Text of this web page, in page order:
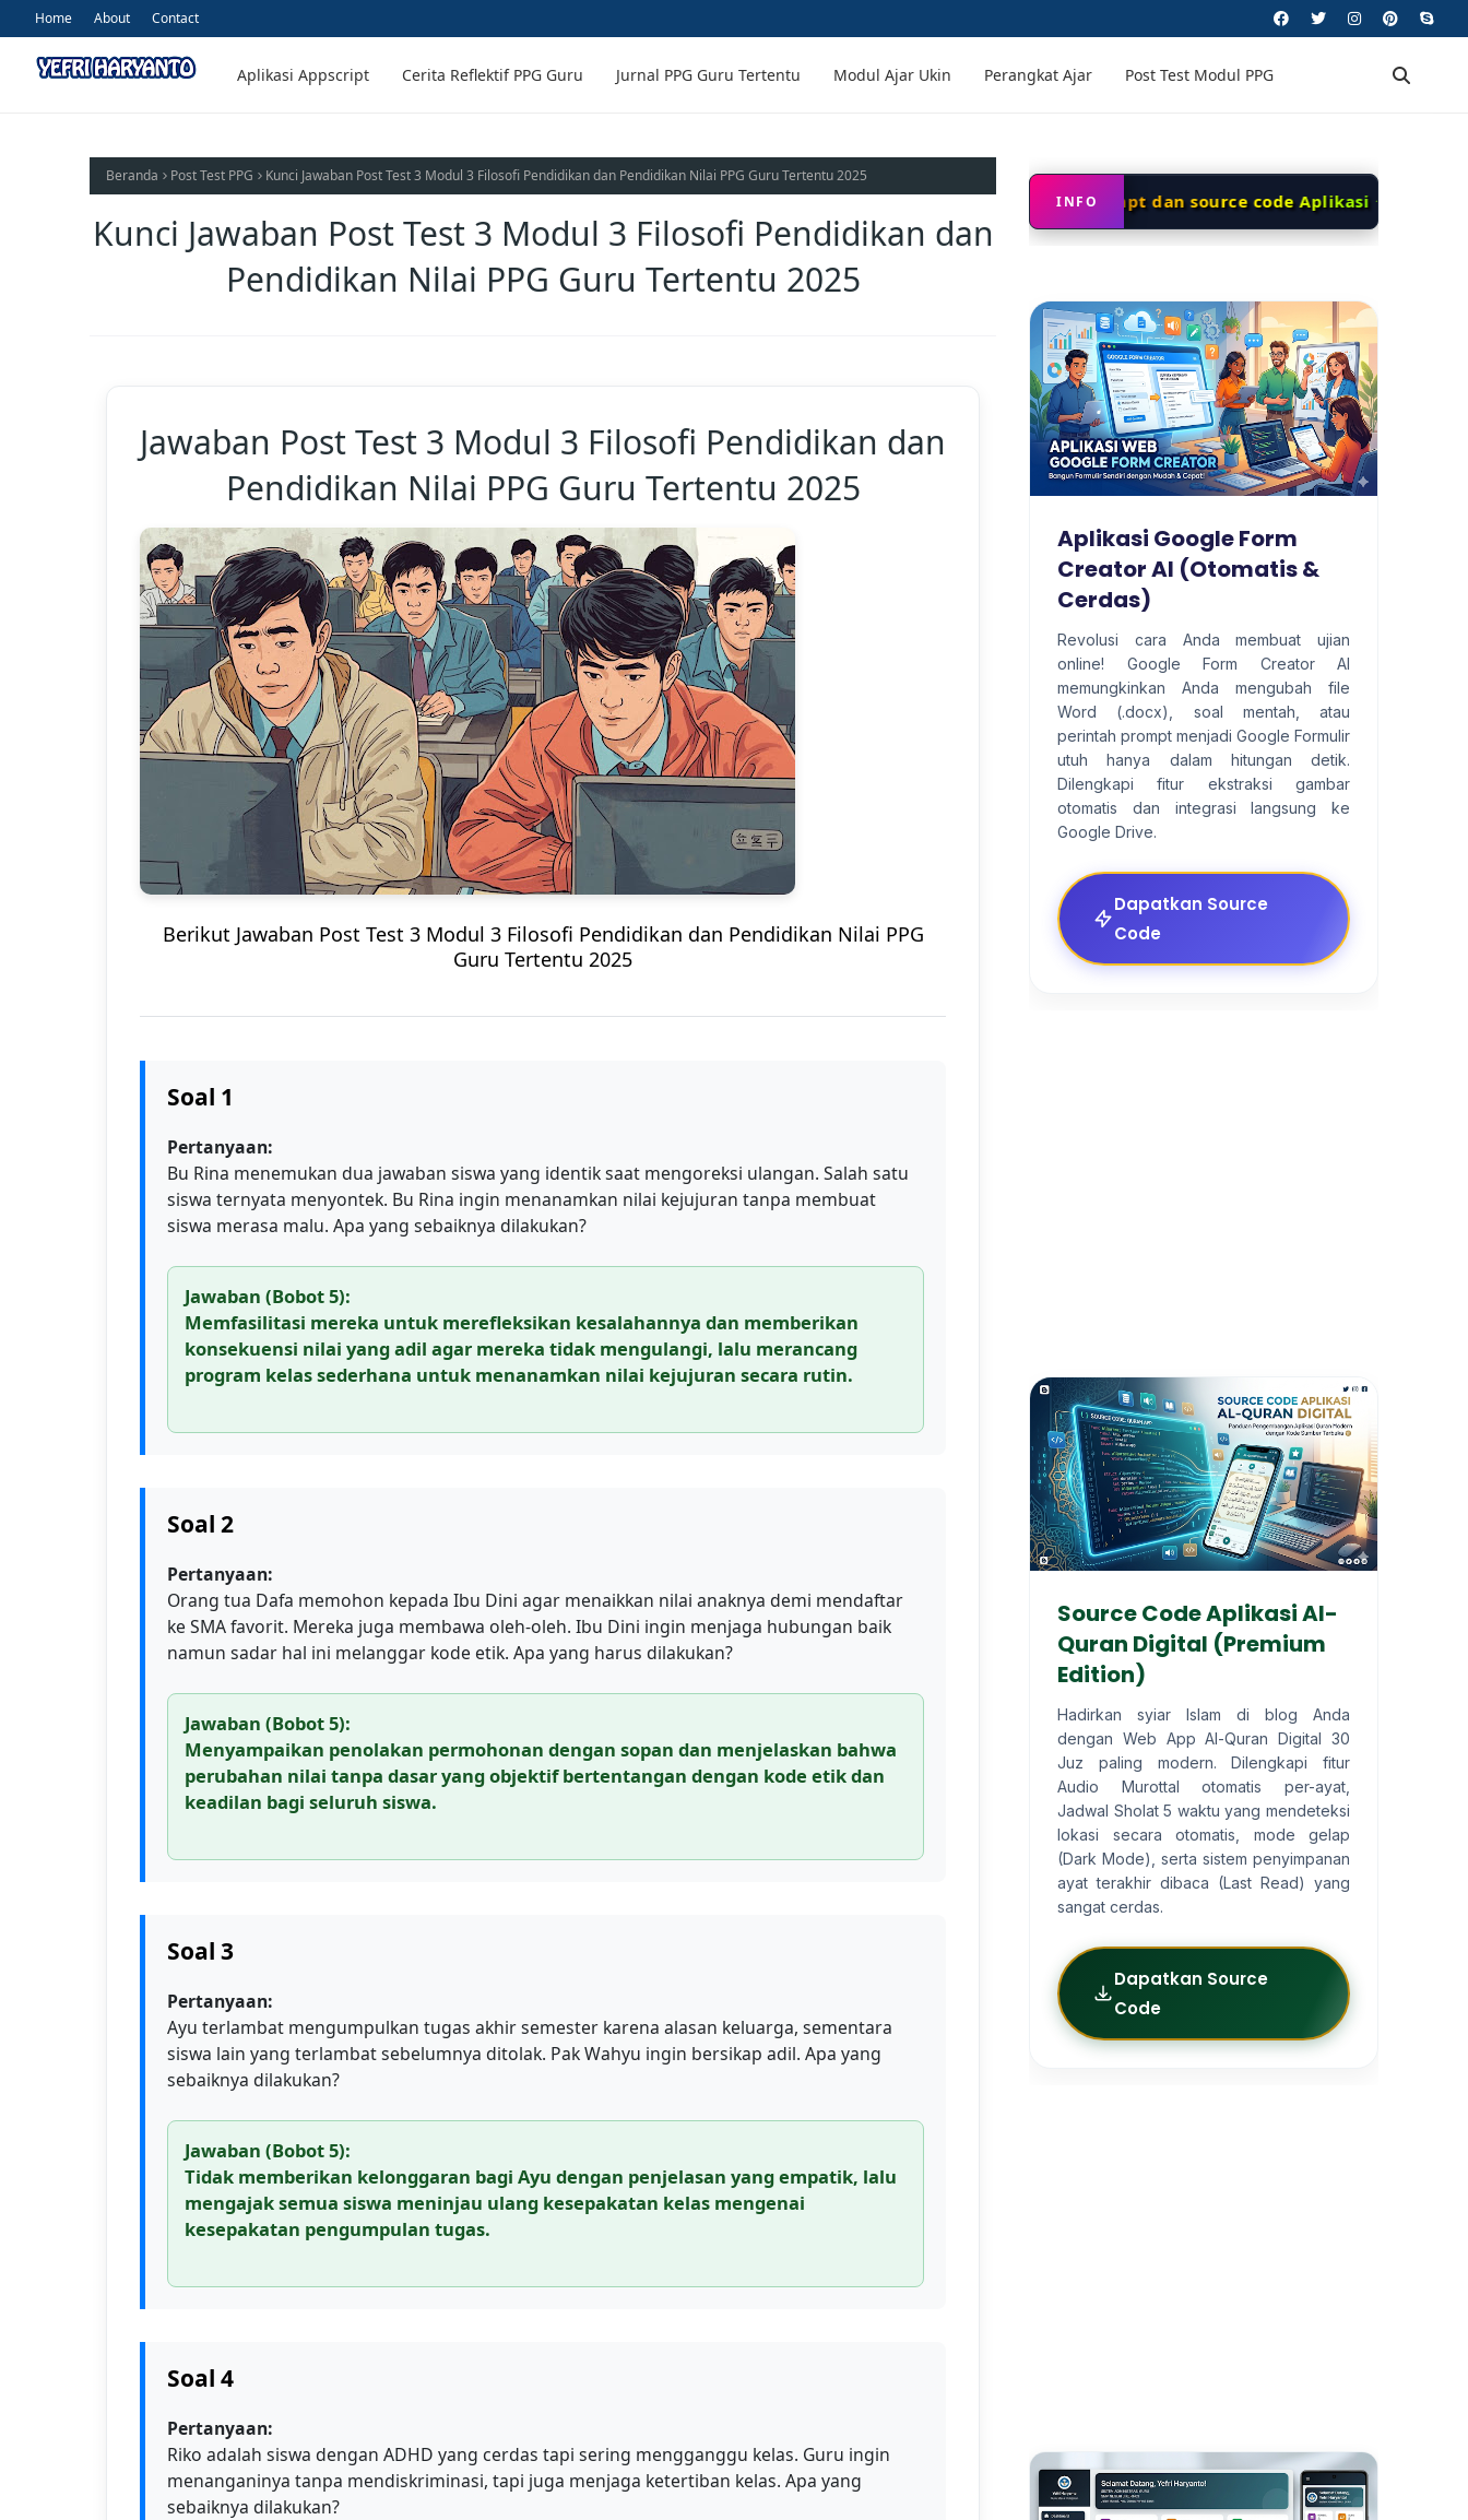
Home About Contact
Aplikasi Appscript Cerita Reflektif PPG Guru Jurnal PPG Guru Tertentu Modul Ajar Ukin Perangkat Ajar Post Test Modul PPG
Beranda Post Test PPG Kunci Jawaban Post Test 3 Modul 3 Filosofi Pendidikan dan Pendidikan Nilai PPG Guru Tertentu 2025
Kunci Jawaban Post Test 3 Modul 3 Filosofi Pendidikan dan
Pendidikan Nilai PPG Guru Tertentu 2025
Jawaban Post Test 3 Modul 3 Filosofi Pendidikan dan
Pendidikan Nilai PPG Guru Tertentu 2025
Berikut Jawaban Post Test 3 Modul 3 Filosofi Pendidikan dan Pendidikan Nilai PPG
Guru Tertentu 2025
Soal 1
Pertanyaan:
Bu Rina menemukan dua jawaban siswa yang identik saat mengoreksi ulangan. Salah satu
siswa ternyata menyontek. Bu Rina ingin menanamkan nilai kejujuran tanpa membuat
siswa merasa malu. Apa yang sebaiknya dilakukan?
Jawaban (Bobot 5):
Memfasilitasi mereka untuk merefleksikan kesalahannya dan memberikan
konsekuensi nilai yang adil agar mereka tidak mengulangi, lalu merancang
program kelas sederhana untuk menanamkan nilai kejujuran secara rutin.
Soal 2
Pertanyaan:
Orang tua Dafa memohon kepada Ibu Dini agar menaikkan nilai anaknya demi mendaftar
ke SMA favorit. Mereka juga membawa oleh-oleh. Ibu Dini ingin menjaga hubungan baik
namun sadar hal ini melanggar kode etik. Apa yang harus dilakukan?
Jawaban (Bobot 5):
Menyampaikan penolakan permohonan dengan sopan dan menjelaskan bahwa
perubahan nilai tanpa dasar yang objektif bertentangan dengan kode etik dan
keadilan bagi seluruh siswa.
Soal 3
Pertanyaan:
Ayu terlambat mengumpulkan tugas akhir semester karena alasan keluarga, sementara
siswa lain yang terlambat sebelumnya ditolak. Pak Wahyu ingin bersikap adil. Apa yang
sebaiknya dilakukan?
Jawaban (Bobot 5):
Tidak memberikan kelonggaran bagi Ayu dengan penjelasan yang empatik, lalu
mengajak semua siswa meninjau ulang kesepakatan kelas mengenai
kesepakatan pengumpulan tugas.
Soal 4
Pertanyaan:
Riko adalah siswa dengan ADHD yang cerdas tapi sering mengganggu kelas. Guru ingin
menanganinya tanpa mendiskriminasi, tapi juga menjaga ketertiban kelas. Apa yang
sebaiknya dilakukan?
INFO
✦ Scroll ke bagian bawah untuk mendapatkan Prompt dan source code Aplikasi ✦
Aplikasi Google Form
Creator AI (Otomatis &
Cerdas)
Revolusi cara Anda membuat ujian
online! Google Form Creator AI
memungkinkan Anda mengubah file
Word (.docx), soal mentah, atau
perintah prompt menjadi Google Formulir
utuh hanya dalam hitungan detik.
Dilengkapi fitur ekstraksi gambar
otomatis dan integrasi langsung ke
Google Drive.
Dapatkan Source
Code
Source Code Aplikasi Al-
Quran Digital (Premium
Edition)
Hadirkan syiar Islam di blog Anda
dengan Web App Al-Quran Digital 30
Juz paling modern. Dilengkapi fitur
Audio Murottal otomatis per-ayat,
Jadwal Sholat 5 waktu yang mendeteksi
lokasi secara otomatis, mode gelap
(Dark Mode), serta sistem penyimpanan
ayat terakhir dibaca (Last Read) yang
sangat cerdas.
Dapatkan Source
Code